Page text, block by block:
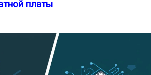
платы